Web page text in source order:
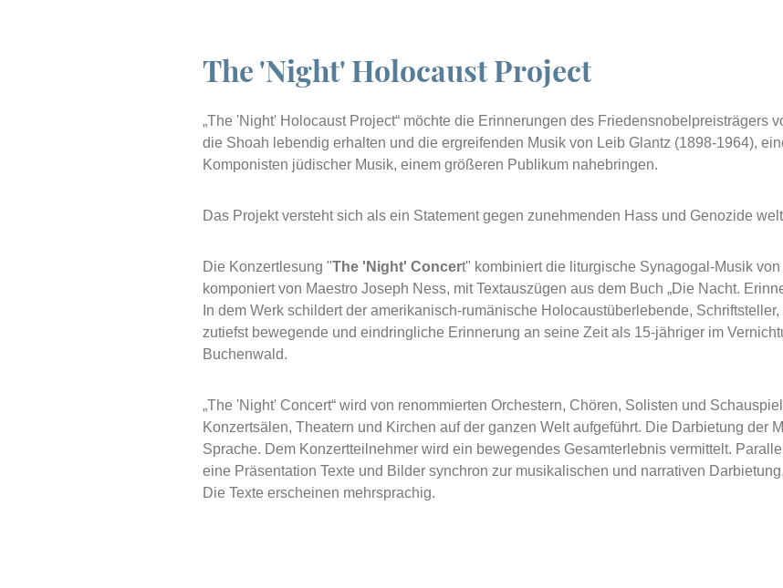
The 'Night' Holocaust Project
„The 'Night' Holocaust Project“ möchte die Erinnerungen des Friedensnobelpreisträgers
die Shoah lebendig erhalten und die ergreifenden Musik von Leib Glantz (1898-1964),
Komponisten jüdischer Musik, einem größeren Publikum nahebringen.
Das Projekt versteht sich als ein Statement gegen zunehmenden Hass und Genozide
Die Konzertlesung "The 'Night' Concert" kombiniert die liturgische Synagogal-Musik
komponiert von Maestro Joseph Ness, mit Textauszügen aus dem Buch „Die Nacht.
In dem Werk schildert der amerikanisch-rumänische Holocaustüberlebende,
zutiefst bewegende und eindringliche Erinnerung an seine Zeit als 15-jähriger im
Buchenwald.
„The 'Night' Concert“ wird von renommierten Orchestern, Chören, Solisten und
Konzertsälen, Theatern und Kirchen auf der ganzen Welt aufgeführt. Die Darbietung der
Sprache. Dem Konzertteilnehmer wird ein bewegendes Gesamterlebnis vermittelt.
eine Präsentation Texte und Bilder synchron zur musikalischen und narrativen
Die Texte erscheinen mehrsprachig.